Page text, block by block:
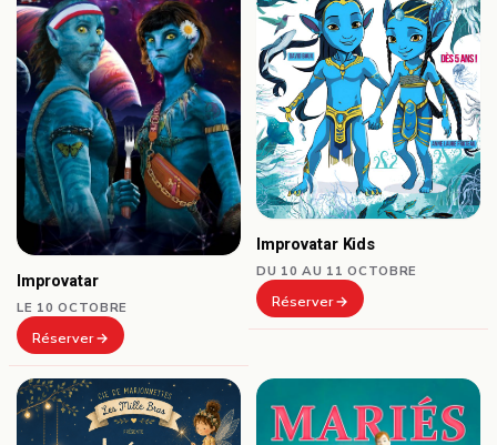
Improvatar
LE 10 OCTOBRE
Réserver
Improvatar Kids
DU 10 AU 11 OCTOBRE
Réserver